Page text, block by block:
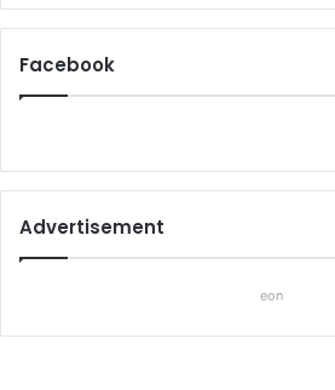
Facebook
Advertisement
eon